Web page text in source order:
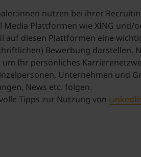
nutzen bei ihrer
Media Plattformen wie XING und/
auf diesen Plattformen eine
Bewerbung darstellen.
um Ihr persönliches
Unternehmen und
News etc. folgen.
Tipps zur Nutzung von